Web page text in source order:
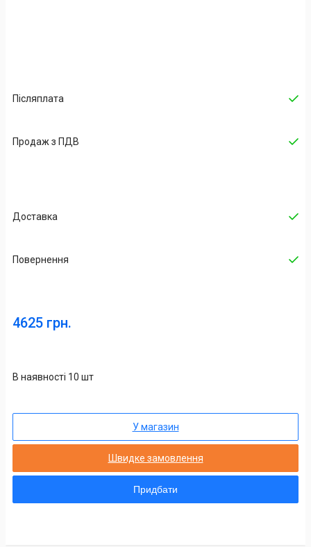
Післяплата
Продаж з ПДВ
Доставка
Повернення
4625 грн.
В наявності 10 шт
У магазин
Швидке замовлення
Придбати